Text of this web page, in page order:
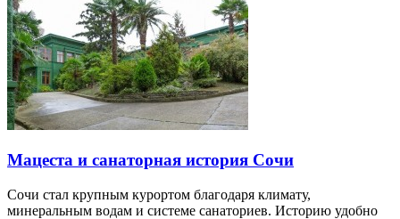
Мацеста и санаторная история Сочи
Сочи стал крупным курортом благодаря климату,
минеральным водам и системе санаториев. Историю удобно